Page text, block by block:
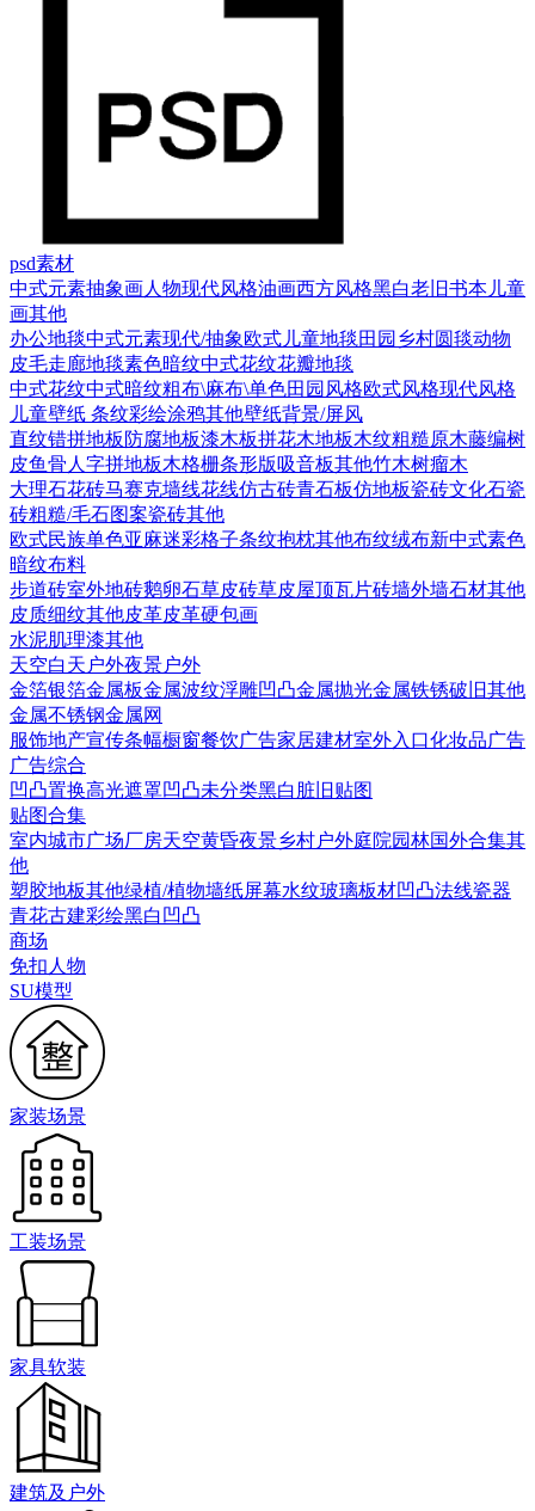
psd素材
中式元素抽象画人物现代风格油画西方风格黑白老旧书本 儿童
画其他
办公地毯中式元素现代/抽象欧式 儿童地毯 田园乡村圆毯动物
皮毛走廊地毯素色暗纹中式花纹花瓣地毯
中式花纹中式暗纹粗布\麻布\单色田园风格欧式风格现代风格
儿童壁纸 条纹彩绘涂鸦其他壁纸背景/屏风
直纹错拼地板 防腐地板漆木板拼花木地板木纹粗糙原木藤编树
皮鱼骨人字拼地板木格栅条形版吸音板其他竹木树瘤木
大理石花砖马赛克墙线花线仿古砖青石板仿地板瓷砖文化石瓷
砖粗糙/毛石图案瓷砖其他
欧式民族单色亚麻迷彩格子条纹抱枕其他布纹绒布新中式素色
暗纹布料
步道砖室外地砖鹅卵石草皮砖草皮屋顶瓦片砖墙外墙石材其他
皮质细纹其他皮革皮革硬包画
水泥肌理漆其他
天空白天户外夜景户外
金箔银箔金属板金属波纹浮雕凹凸金属抛光金属铁锈破旧其他
金属不锈钢金属网
服饰地产宣传条幅橱窗餐饮广告家居建材室外入口化妆品广告
广告综合
凹凸置换高光遮罩凹凸未分类黑白脏旧贴图
贴图合集
室内城市广场厂房天空黄昏夜景乡村户外庭院园林国外合集其
他
塑胶地板其他绿植/植物墙纸屏幕水纹玻璃板材凹凸法线瓷器
青花古建彩绘黑白凹凸
商场
免扣人物
SU模型
家装场景
工装场景
家具软装
建筑及户外